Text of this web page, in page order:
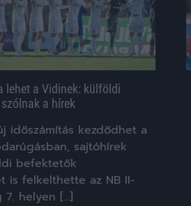
lehet a Vidinek: külföldi
a hírek
időszámítás kezdődhet a
sajtóhírek
befektetők
is felkelthette az NB II-
helyen […]